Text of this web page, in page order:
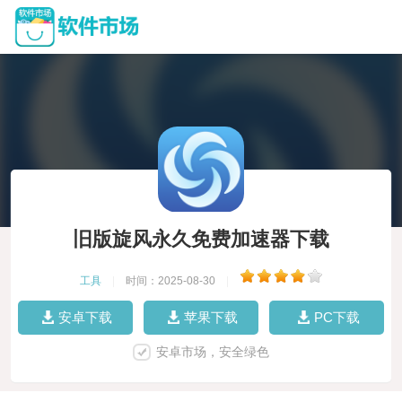
旧版旋风永久免费加速器下载
工具 时间：2025-08-30
安卓下载 苹果下载 PC下载
安卓市场，安全绿色